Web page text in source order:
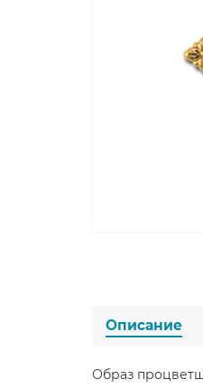
Описание
Образ